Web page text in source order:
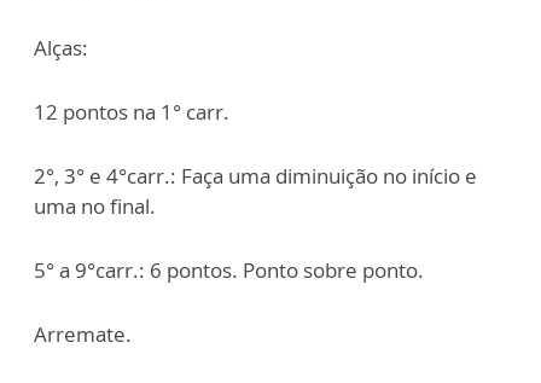
Alças:
12 pontos na 1° carr.
2°, 3° e 4°carr.: Faça uma diminuição no início e
uma no final.
5° a 9°carr.: 6 pontos. Ponto sobre ponto.
Arremate.